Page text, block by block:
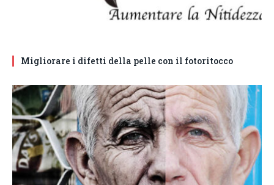
Migliorare i difetti della pelle con il fotoritocco